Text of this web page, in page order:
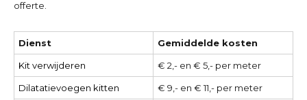
offerte.
Dienst Gemiddelde kosten
Kit verwijderen € 2,- en € 5,- per meter
Dilatatievoegen kitten € 9,- en € 11,- per meter